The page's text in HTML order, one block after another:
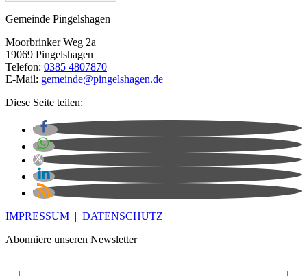
Gemeinde Pingelshagen
Moorbrinker Weg 2a
19069 Pingelshagen
Telefon: 0385 4807870
E-Mail: gemeinde@pingelshagen.de
Diese Seite teilen:
IMPRESSUM | DATENSCHUTZ
Abonniere unseren Newsletter